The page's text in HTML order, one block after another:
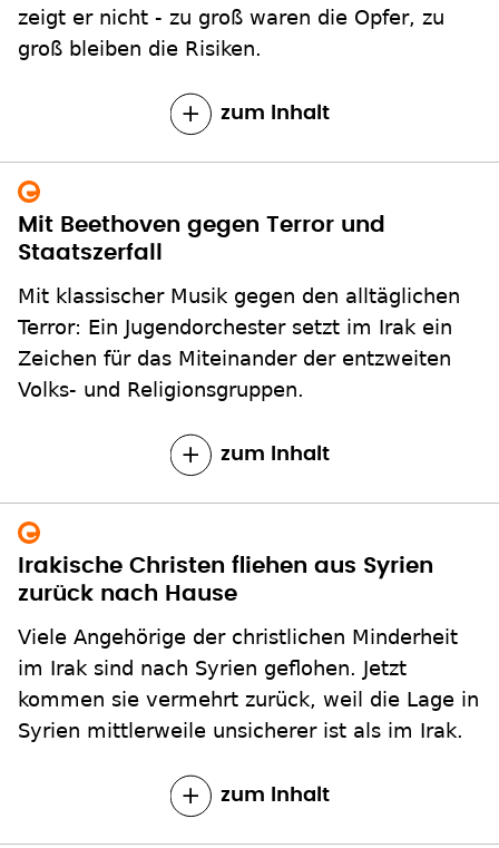
zeigt er nicht - zu groß waren die Opfer, zu
groß bleiben die Risiken.
zum Inhalt
Mit Beethoven gegen Terror und
Staatszerfall
Mit klassischer Musik gegen den alltäglichen
Terror: Ein Jugendorchester setzt im Irak ein
Zeichen für das Miteinander der entzweiten
Volks- und Religionsgruppen.
zum Inhalt
Irakische Christen fliehen aus Syrien
zurück nach Hause
Viele Angehörige der christlichen Minderheit
im Irak sind nach Syrien geflohen. Jetzt
kommen sie vermehrt zurück, weil die Lage in
Syrien mittlerweile unsicherer ist als im Irak.
zum Inhalt